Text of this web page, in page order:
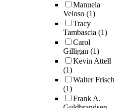
Manuela
Veloso (1)
Tracy
Tambascia (1)
Carol
Gilligan (1)
Kevin Attell
(1)
Walter Frisch
(1)
Frank A.